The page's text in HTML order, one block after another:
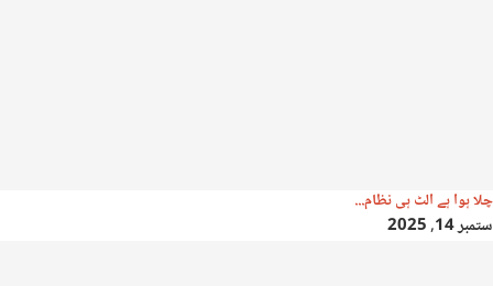
چلا ہوا ہے الٹ ہی نظام...
ستمبر 14, 2025